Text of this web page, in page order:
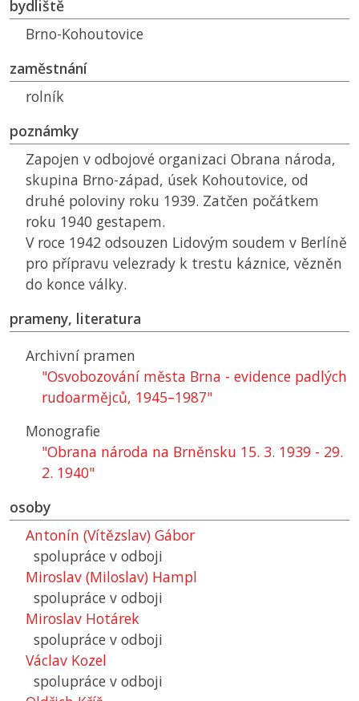
bydliště
Brno-Kohoutovice
zaměstnání
rolník
poznámky
Zapojen v odbojové organizaci Obrana národa,
skupina Brno-západ, úsek Kohoutovice, od
druhé poloviny roku 1939. Zatčen počátkem
roku 1940 gestapem.
V roce 1942 odsouzen Lidovým soudem v Berlíně
pro přípravu velezrady k trestu káznice, vězněn
do konce války.
prameny, literatura
Archivní pramen
"Osvobozování města Brna - evidence padlých
rudoarmějců, 1945–1987"
Monografie
"Obrana národa na Brněnsku 15. 3. 1939 - 29.
2. 1940"
osoby
Antonín (Vítězslav) Gábor
spolupráce v odboji
Miroslav (Miloslav) Hampl
spolupráce v odboji
Miroslav Hotárek
spolupráce v odboji
Václav Kozel
spolupráce v odboji